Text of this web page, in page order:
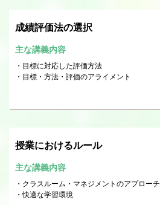
成績評価法の選択
主な講義内容
目標に対応した評価方法
目標・方法・評価のアライメント
授業におけるルール
主な講義内容
クラスルーム・マネジメントのアプローチ
快適な学習環境